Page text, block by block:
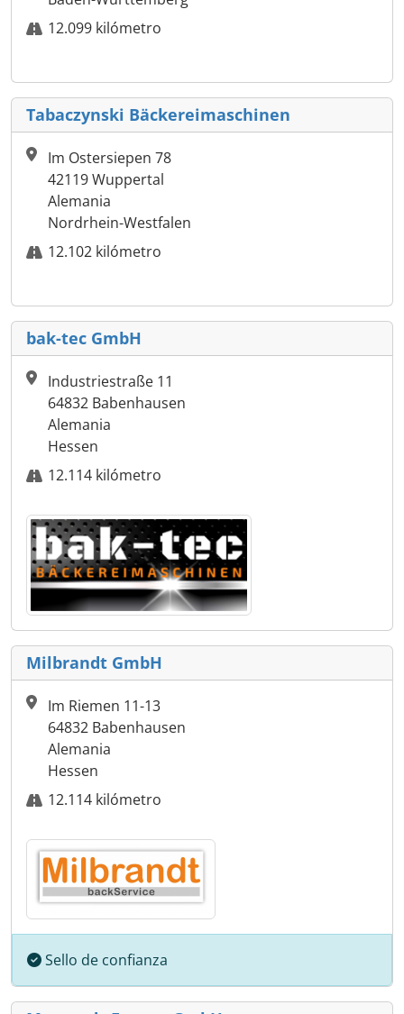
12.099 kilómetro
Tabaczynski Bäckereimaschinen
Im Ostersiepen 78
42119 Wuppertal
Alemania
Nordrhein-Westfalen
12.102 kilómetro
bak-tec GmbH
Industriestraße 11
64832 Babenhausen
Alemania
Hessen
12.114 kilómetro
Milbrandt GmbH
Im Riemen 11-13
64832 Babenhausen
Alemania
Hessen
12.114 kilómetro
Sello de confianza